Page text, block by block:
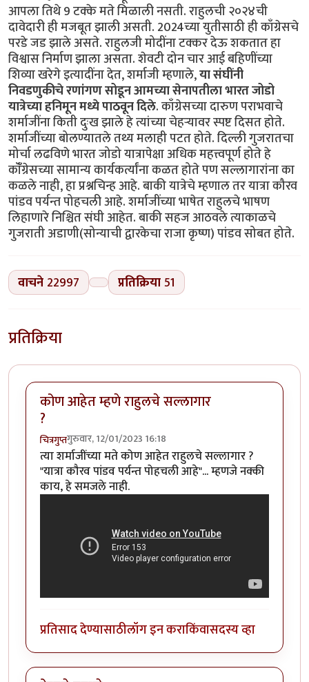
आपला तिथे 9 टक्के मते मिळाली नसती. राहुलची २०२४ची
दावेदारी ही मजबूत झाली असती. 2024च्या युतीसाठी ही काँग्रेसचे
परडे जड झाले असते. राहुलजी मोदींना टक्कर देऊ शकतात हा
विश्वास निर्माण झाला असता. शेवटी दोन चार आई बहिणींच्या
शिव्या खरेगे इत्यादींना देत, शर्माजी म्हणाले,या संघींनी
निवडणुकीचे रणांगण सोडून आमच्या सेनापतीला भारत जोडो
यात्रेच्या हनिमून मध्ये पाठवून दिले. काँग्रेसच्या दारुण पराभवाचे
शर्माजींना किती दुःख झाले हे त्यांच्या चेहऱ्यावर स्पष्ट दिसत होते.
शर्माजींच्या बोलण्यातले तथ्य मलाही पटत होते. दिल्ली गुजरातचा
मोर्चा लढविणे भारत जोडो यात्रापेक्षा अधिक महत्त्वपूर्ण होते हे
कॉँग्रेसच्या सामान्य कार्यकर्त्यांना कळत होते पण सल्लागारांना का
कळले नाही, हा प्रश्नचिन्ह आहे. बाकी यात्रेचे म्हणाल तर यात्रा कौरव
पांडव पर्यन्त पोहचली आहे. शर्माजींच्या भाषेत राहुलचे भाषण
लिहाणारे निश्चित संघी आहेत. बाकी सहज आठवले त्याकाळचे
गुजराती अडाणी(सोन्याची द्वारकेचा राजा कृष्ण) पांडव सोबत होते.
वाचने 22997 प्रतिक्रिया51
प्रतिक्रिया
कोण आहेत म्हणे राहुलचे सल्लागार
?
चित्रगुप्तगुरुवार, 12/01/2023 16:18
त्या शर्माजींच्या मते कोण आहेत राहुलचे सल्लागार ?
"यात्रा कौरव पांडव पर्यन्त पोहचली आहे"... म्हणजे नक्की
काय, हे समजले नाही.
प्रतिसाद देण्यासाठीलॉग इन कराकिंवासदस्य व्हा